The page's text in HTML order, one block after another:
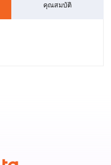
คุณสมบัติ